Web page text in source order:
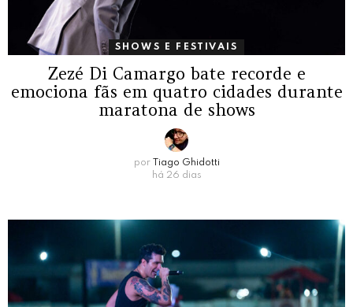
SHOWS E FESTIVAIS
Zezé Di Camargo bate recorde e
emociona fãs em quatro cidades durante
maratona de shows
por Tiago Ghidotti
há 26 dias